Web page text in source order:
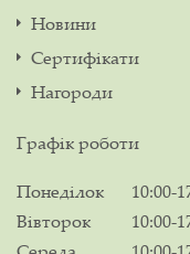
Новини
Сертифікати
Нагороди
Графік роботи
Понеділок
10:00-
Вівторок
10:00-